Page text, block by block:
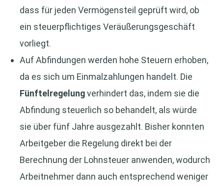
dass für jeden Vermögensteil geprüft wird, ob
ein steuerpflichtiges Veräußerungsgeschäft
vorliegt.
Auf Abfindungen werden hohe Steuern erhoben,
da es sich um Einmalzahlungen handelt. Die
Fünftelregelungverhindert das, indem sie die
Abfindung steuerlich so behandelt, als würde
sie über fünf Jahre ausgezahlt. Bisher konnten
Arbeitgeber die Regelung direkt bei der
Berechnung der Lohnsteuer anwenden, wodurch
Arbeitnehmer dann auch entsprechend weniger